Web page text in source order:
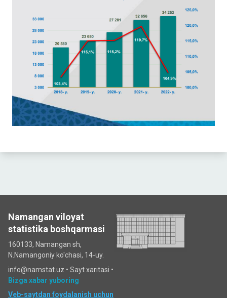
Namangan viloyat
statistika boshqarmasi
160133, Namangan sh,
N.Namangoniy ko'chasi, 14-uy.
info@namstat.uz • Sayt xaritasi •
Bizga xabar yuboring
Veb-saytdan foydalanish uchun